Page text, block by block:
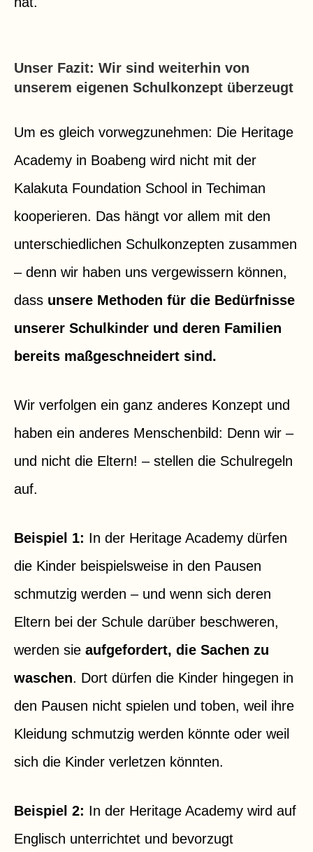
Unser Fazit: Wir sind weiterhin von
unserem eigenen Schulkonzept überzeugt
Um es gleich vorwegzunehmen: Die Heritage
Academy in Boabeng wird nicht mit der
Kalakuta Foundation School in Techiman
kooperieren. Das hängt vor allem mit den
unterschiedlichen Schulkonzepten zusammen
– denn wir haben uns vergewissern können,
dass unsere Methoden für die Bedürfnisse
unserer Schulkinder und deren Familien
bereits maßgeschneidert sind.
Wir verfolgen ein ganz anderes Konzept und
haben ein anderes Menschenbild: Denn wir –
und nicht die Eltern! – stellen die Schulregeln
auf.
Beispiel 1: In der Heritage Academy dürfen
die Kinder beispielsweise in den Pausen
schmutzig werden – und wenn sich deren
Eltern bei der Schule darüber beschweren,
werden sie aufgefordert, die Sachen zu
waschen. Dort dürfen die Kinder hingegen in
den Pausen nicht spielen und toben, weil ihre
Kleidung schmutzig werden könnte oder weil
sich die Kinder verletzen könnten.
Beispiel 2: In der Heritage Academy wird auf
Englisch unterrichtet und bevorzugt